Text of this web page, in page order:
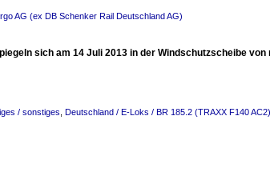
AG (ex DB Schenker Rail Deutschland AG)
sich am 14 Juli 2013 in der Windschutzscheibe von
/ sonstiges Deutschland / E-Loks / BR 185.2 (TRAXX F140 AC2)